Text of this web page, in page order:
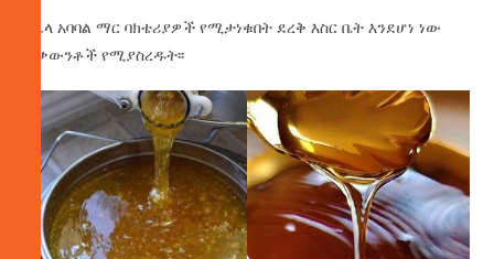
በሌላ አባባል ማር ባክቴሪያዎች የሚታነቁበት ደረቅ እስር ቤት እንደሆነ ነው
ሊቃውንቶች የሚያስረዱት፡፡